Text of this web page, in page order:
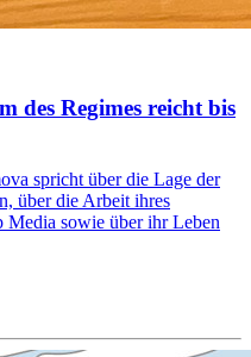
des Regimes reicht bis
spricht über die Lage der
über die Arbeit ihres
sowie über ihr Leben